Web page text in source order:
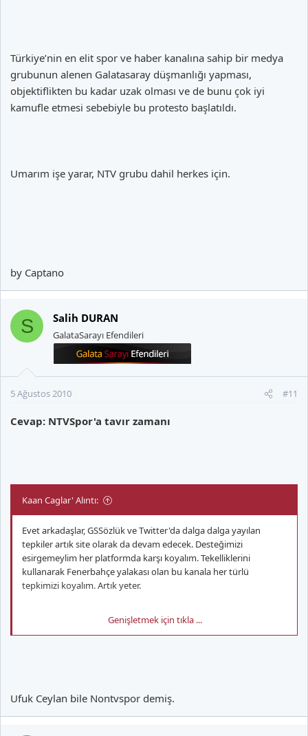
Türkiye’nin en elit spor ve haber kanalına sahip bir medya
grubunun alenen Galatasaray düşmanlığı yapması,
objektiflikten bu kadar uzak olması ve de bunu çok iyi
kamufle etmesi sebebiyle bu protesto başlatıldı.
Umarım işe yarar, NTV grubu dahil herkes için.
by Captano
S Salih DURAN
GalataSarayı Efendileri
5 Ağustos 2010 #11
Cevap: NTVSpor'a tavır zamanı
Kaan Caglar' Alıntı:
Evet arkadaşlar, GSSözlük ve Twitter'da dalga dalga yayılan
tepkiler artık site olarak da devam edecek. Desteğimizi
esirgemeylim her platformda karşı koyalım. Tekelliklerini
kullanarak Fenerbahçe yalakası olan bu kanala her türlü
tepkimizi koyalım. Artık yeter.
Genişletmek için tıkla ...
Ufuk Ceylan bile Nontvspor demiş.